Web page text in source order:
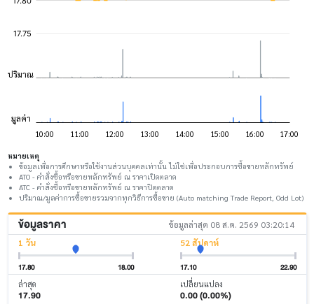
หมายเหตุ
ข้อมูลเพื่อการศึกษาหรือใช้งานส่วนบุคคลเท่านั้น ไม่ใช่เพื่อประกอบการซื้อขายหลักทรัพย์
ATO - คำสั่งซื้อหรือขายหลักทรัพย์ ณ ราคาเปิดตลาด
ATC - คำสั่งซื้อหรือขายหลักทรัพย์ ณ ราคาปิดตลาด
ปริมาณ/มูลค่าการซื้อขายรวมจากทุกวิธีการซื้อขาย (Auto matching Trade Report, Odd Lot)
ข้อมูลราคา
ข้อมูลล่าสุด 08 ส.ค. 2569 03:20:14
1 วัน
17.80 18.00
52 สัปดาห์
17.10 22.90
ล่าสุด
17.90
เปลี่ยนแปลง
0.00 (0.00%)